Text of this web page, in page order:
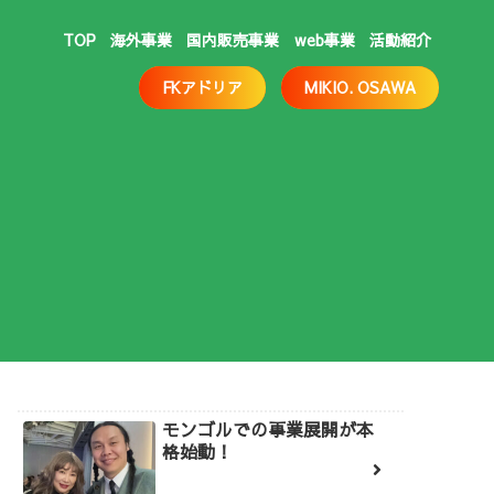
TOP 海外事業 国内販売事業 web事業 活動紹介
FKアドリア MIKIO. OSAWA
モンゴルでの事業展開が本
格始動！